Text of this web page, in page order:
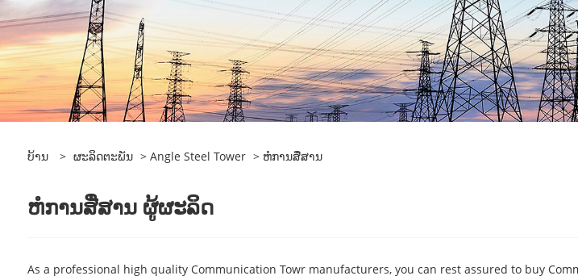
ບ້ານ > ຜະລິດຕະພັນ > Angle Steel Tower > ຫໍການສື່ສານ
ຫໍການສື່ສານ ຜູ້ຜະລິດ
As a professional high quality Communication Towr manufacturers, you can rest assured to buy